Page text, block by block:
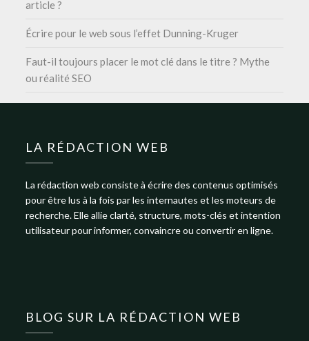
article ?
Écrire pour le web sous l’effet Dunning-Kruger
Faut-il toujours placer le mot clé dans le titre ? Mythe
ou réalité SEO
LA RÉDACTION WEB
La rédaction web consiste à écrire des contenus optimisés
pour être lus à la fois par les internautes et les moteurs de
recherche. Elle allie clarté, structure, mots-clés et intention
utilisateur pour informer, convaincre ou convertir en ligne.
BLOG SUR LA RÉDACTION WEB